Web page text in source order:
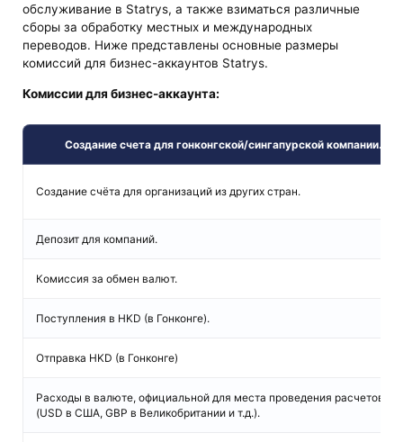
обслуживание в Statrys, а также взиматься различные
сборы за обработку местных и международных
переводов. Ниже представлены основные размеры
комиссий для бизнес-аккаунтов Statrys.
Комиссии для бизнес-аккаунта:
Создание счета для гонконгской/сингапурской компании.
Создание счёта для организаций из других стран.
Депозит для компаний.
Комиссия за обмен валют.
Поступления в HKD (в Гонконге).
Отправка HKD (в Гонконге)
Расходы в валюте, официальной для места проведения расчетов
(USD в США, GBP в Великобритании и т.д.).